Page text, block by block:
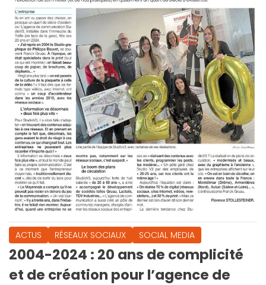
ACTUS RÉSEAUX SOCIAUX SOCIAL MEDIA
2004-2024 : 20 ans de complicité
et de création pour l’agence de